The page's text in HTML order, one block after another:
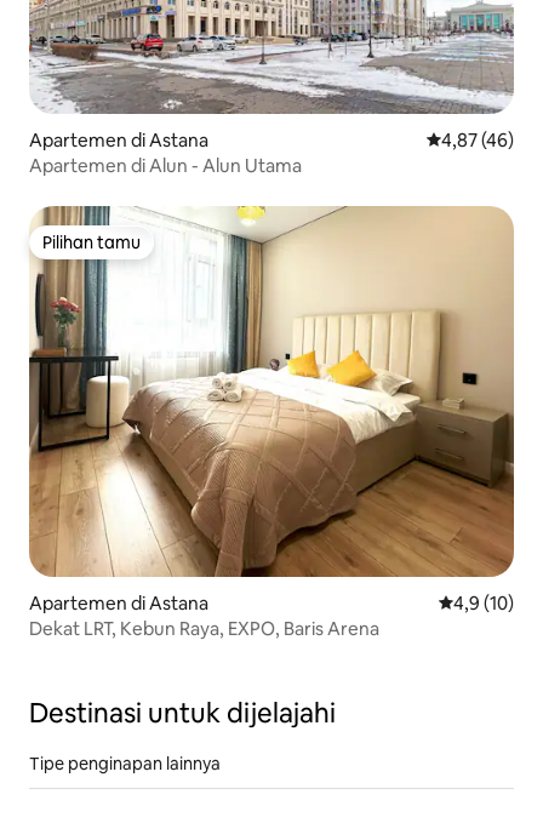
Apartemen di Astana Nilai rata-rata
4,87 (46)
Apartemen di Alun - Alun Utama
Pilihan tamu
Pilihan tamu
Apartemen di Astana Nilai rata-
4,9 (10)
Dekat LRT, Kebun Raya, EXPO, Baris Arena
Destinasi untuk dijelajahi
Tipe penginapan lainnya